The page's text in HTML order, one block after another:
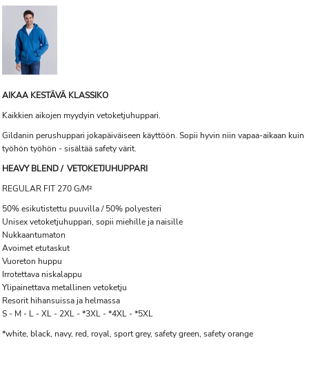
AIKAA KESTÄVÄ KLASSIKO
Kaikkien aikojen myydyin vetoketjuhuppari.
Gildanin perushuppari jokapäiväiseen käyttöön. Sopii hyvin niin vapaa-aikaan kuin
työhön työhön - sisältää safety värit.
HEAVY BLEND / VETOKETJUHUPPARI
REGULAR FIT 270 G/M²
50% esikutistettu puuvilla / 50% polyesteri
Unisex vetoketjuhuppari, sopii miehille ja naisille
Nukkaantumaton
Avoimet etutaskut
Vuoreton huppu
Irrotettava niskalappu
Ylipainettava metallinen vetoketju
Resorit hihansuissa ja helmassa
S - M - L - XL - 2XL - *3XL - *4XL - *5XL
*white, black, navy, red, royal, sport grey, safety green, safety orange